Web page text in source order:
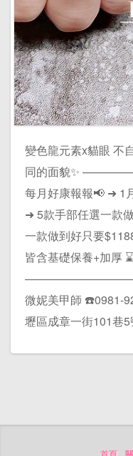
變色龍元素x貓眼 不
同的面貌✨
每月好康報報📢 ➜ 1
➜ 5款手部任選一款
一款做到好只要
皆含基礎保養+加厚
微妮美甲師 ☎️0981-
壢區成章一街101巷